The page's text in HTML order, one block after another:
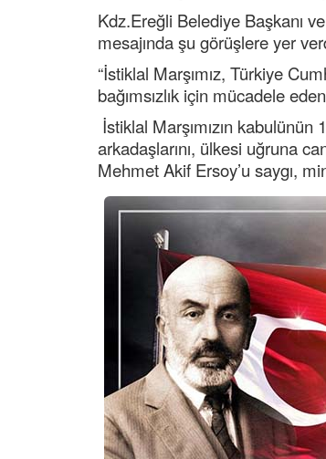
Kdz.Ereğli Belediye Başkanı
mesajında şu görüşlere yer
“İstiklal Marşımız, Türkiye
bağımsızlık için mücadele
İstiklal Marşımızın
arkadaşlarını, ülkesi uğruna
Mehmet Akif Ersoy’u saygı,